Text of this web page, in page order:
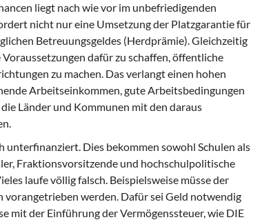
liegt nach wie vor im unbefriedigenden
nicht nur eine Umsetzung der Platzgarantie für
Betreuungsgeldes (Herdprämie). Gleichzeitig
dafür zu schaffen, öffentliche
zu machen. Das verlangt einen hohen
Arbeitseinkommen, gute Arbeitsbedingungen
Länder und Kommunen mit den daraus
Dies bekommen sowohl Schulen als
Fraktionsvorsitzende und hochschulpolitische
laufe völlig falsch. Beispielsweise müsse der
werden. Dafür sei Geld notwendig
mit der Einführung der Vermögenssteuer, wie DIE